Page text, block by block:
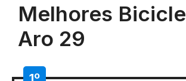
Melhores
Aro 29
1º